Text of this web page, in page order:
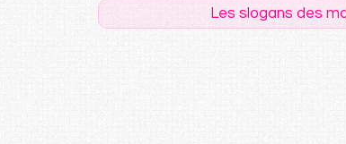
Les slogans des